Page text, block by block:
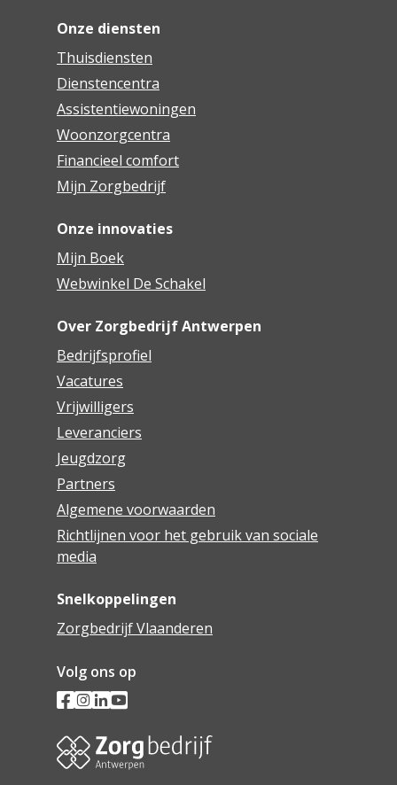
Onze diensten
Thuisdiensten
Dienstencentra
Assistentiewoningen
Woonzorgcentra
Financieel comfort
Mijn Zorgbedrijf
Onze innovaties
Mijn Boek
Webwinkel De Schakel
Over Zorgbedrijf Antwerpen
Bedrijfsprofiel
Vacatures
Vrijwilligers
Leveranciers
Jeugdzorg
Partners
Algemene voorwaarden
Richtlijnen voor het gebruik van sociale
media
Snelkoppelingen
Zorgbedrijf Vlaanderen
Volg ons op